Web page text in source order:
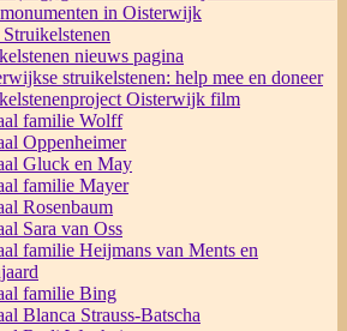
in Oisterwijk
nieuws pagina
struikelstenen: help mee en doneer
Oisterwijk film
familie Wolff
Oppenheimer
Gluck en May
familie Mayer
Rosenbaum
Sara van Oss
familie Heijmans van Ments en
familie Bing
Blanca Strauss-Batscha